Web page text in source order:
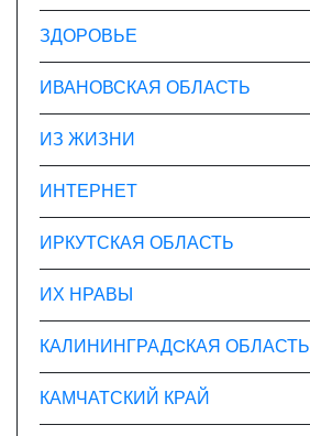
ЗДОРОВЬЕ
ИВАНОВСКАЯ ОБЛАСТЬ
ИЗ ЖИЗНИ
ИНТЕРНЕТ
ИРКУТСКАЯ ОБЛАСТЬ
ИХ НРАВЫ
КАЛИНИНГРАДCКАЯ ОБЛАСТЬ
КАМЧАТСКИЙ КРАЙ